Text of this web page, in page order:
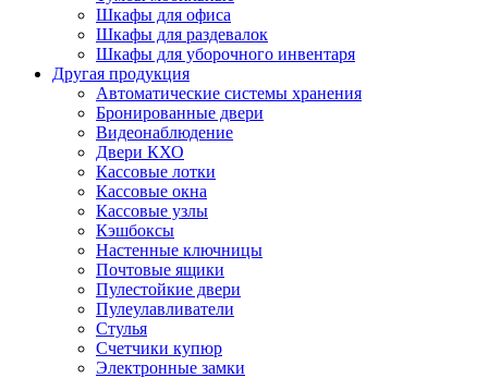
Шкафы для офиса
Шкафы для раздевалок
Шкафы для уборочного инвентаря
Другая продукция
Автоматические системы хранения
Бронированные двери
Видеонаблюдение
Двери КХО
Кассовые лотки
Кассовые окна
Кассовые узлы
Кэшбоксы
Настенные ключницы
Почтовые ящики
Пулестойкие двери
Пулеулавливатели
Стулья
Счетчики купюр
Электронные замки